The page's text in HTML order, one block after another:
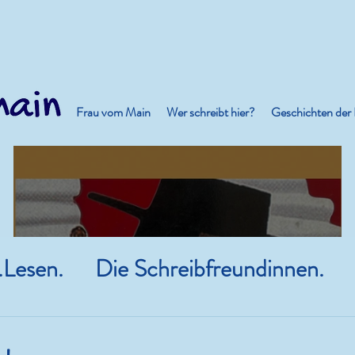
Frau vom Main Wer schreibt hier? Geschichten
Die Schreibfreundinnen.